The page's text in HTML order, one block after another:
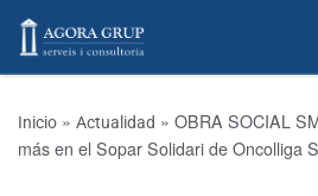
Skip to content
Inicio » Actualidad » OBRA SOCIAL
más en el Sopar Solidari de Oncolliga